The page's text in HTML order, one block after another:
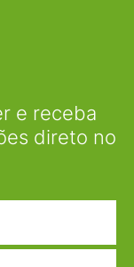
e receba
direto no